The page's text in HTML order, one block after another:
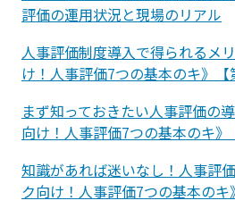
評価の運用状況と現場のリアル
人事評価制度導入で得られるメ
け！人事評価7つの基本のキ》【
まず知っておきたい人事評価の
向け！人事評価7つの基本のキ》
知識があれば迷いなし！人事評
ク向け！人事評価7つの基本のキ